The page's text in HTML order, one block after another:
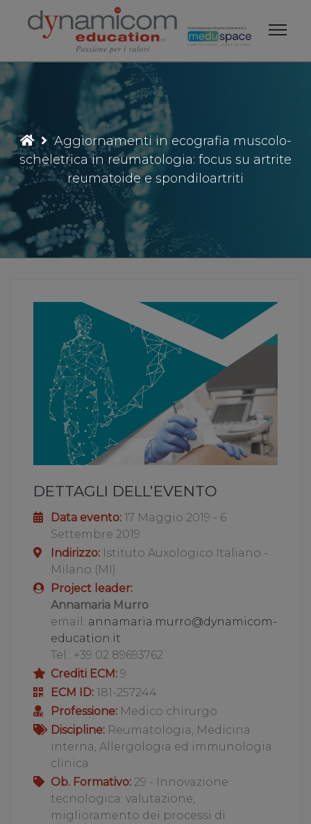
contenuto
Aggiornamenti in ecografia muscolo-
scheletrica in reumatologia: focus su artrite
reumatoide e spondiloartriti
DETTAGLI DELL’EVENTO
Data evento: 17 Maggio 2019 - 6
Settembre 2019
Indirizzo: Istituto Auxologico Italiano -
Milano (MI)
Project leader:
Annamaria Murro
email: annamaria.murro@dynamicom-
education.it
Tel.: +39 02 89693762
Crediti ECM: 9
ECM ID: 181-257244
Professione: Medico chirurgo
Discipline: Reumatologia, Medicina
interna, Allergologia ed immunologia
clinica
Ob. Formativo: 29 - Innovazione
tecnologica: valutazione,
miglioramento dei processi di